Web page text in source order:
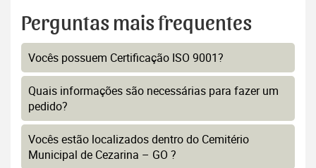
Perguntas mais frequentes
Vocês possuem Certificação ISO 9001?
Quais informações são necessárias para fazer um
pedido?
Vocês estão localizados dentro do Cemitério
Municipal de Cezarina – GO ?